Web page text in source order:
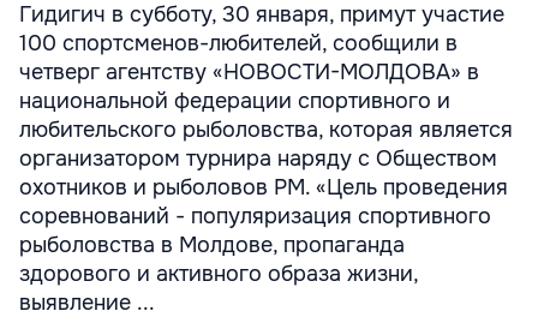
Гидигич в субботу, 30 января, примут участие
100 спортсменов-любителей, сообщили в
четверг агентству «НОВОСТИ-МОЛДОВА» в
национальной федерации спортивного и
любительского рыболовства, которая является
организатором турнира наряду с Обществом
охотников и рыболовов РМ. «Цель проведения
соревнований - популяризация спортивного
рыболовства в Молдове, пропаганда
здорового и активного образа жизни,
выявление ...